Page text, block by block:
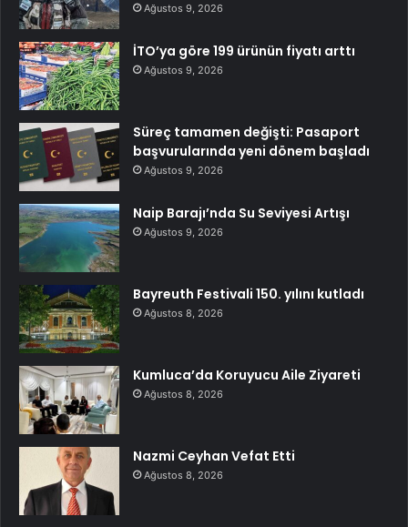
Ağustos 9, 2026
İTO’ya göre 199 ürünün fiyatı arttı
Ağustos 9, 2026
Süreç tamamen değişti: Pasaport
başvurularında yeni dönem başladı
Ağustos 9, 2026
Naip Barajı’nda Su Seviyesi Artışı
Ağustos 9, 2026
Bayreuth Festivali 150. yılını kutladı
Ağustos 8, 2026
Kumluca’da Koruyucu Aile Ziyareti
Ağustos 8, 2026
Nazmi Ceyhan Vefat Etti
Ağustos 8, 2026